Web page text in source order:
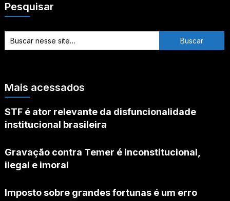
Pesquisar
Mais acessados
STF é ator relevante da disfuncionalidade
institucional brasileira
Gravação contra Temer é inconstitucional,
ilegal e imoral
Imposto sobre grandes fortunas é um erro